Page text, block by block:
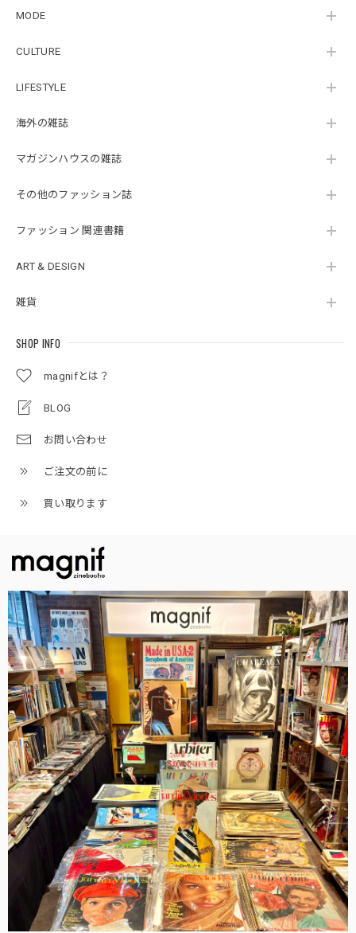
MODE
CULTURE
LIFESTYLE
海外の雑誌
マガジンハウスの雑誌
その他のファッション誌
ファッション 関連書籍
ART & DESIGN
雑貨
SHOP INFO
magnifとは？
BLOG
お問い合わせ
ご注文の前に
買い取ります